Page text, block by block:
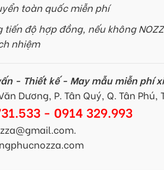
toàn quốc miễn phí
độ hợp đồng, nếu không
nhiệm
- Thiết kế - May mẫu miễn phí
Dương, P. Tân Quý, Q. Tân Phú,
- 0914 329.993